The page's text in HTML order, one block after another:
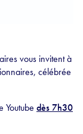
vous invitent à
célébrée
Youtube dès 7h30